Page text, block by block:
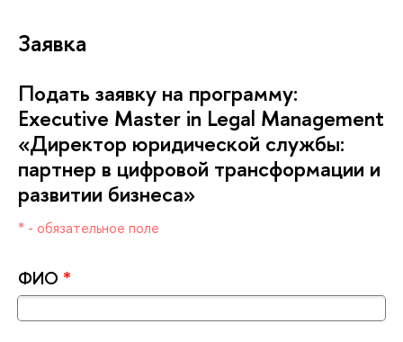
Заявка
Подать заявку на программу:
Executive Master in Legal Management
«Директор юридической службы:
партнер в цифровой трансформации и
развитии бизнеса»
* - обязательное поле
ФИО *